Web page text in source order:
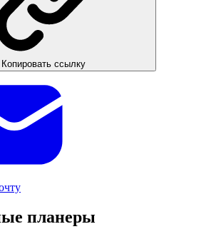
Копировать ссылку
планеры